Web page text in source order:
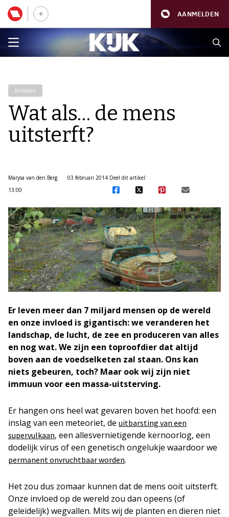
AANMELDEN
Artikelen
Wat als… de mens
uitsterft?
Marysa van den Berg
03 februari 2014
13:00
Deel dit artikel:
Er leven meer dan 7 miljard mensen op de wereld
en onze invloed is gigantisch: we veranderen het
landschap, de lucht, de zee en produceren van alles
en nog wat. We zijn een toproofdier dat altijd
boven aan de voedselketen zal staan. Ons kan
niets gebeuren, toch? Maar ook wij zijn niet
immuun voor een massa-uitsterving.
Er hangen ons heel wat gevaren boven het hoofd: een
inslag van een meteoriet, de uitbarsting van een
supervulkaan, een allesvernietigende kernoorlog, een
dodelijk virus of een genetisch ongelukje waardoor we
permanent onvruchtbaar worden.
Het zou dus zomaar kunnen dat de mens ooit uitsterft.
Onze invloed op de wereld zou dan opeens (of
geleidelijk) wegvallen. Mits wij de planten en dieren niet